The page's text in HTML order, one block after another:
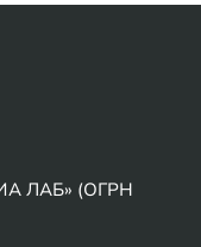
ЛАБ» (ОГРН